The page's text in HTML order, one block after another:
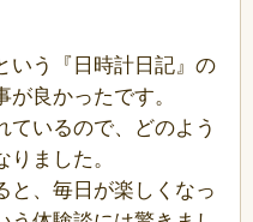
いう『日時計日記』の
良かったです。
ているので、どのよう
ました。
と、毎日が楽しくなっ